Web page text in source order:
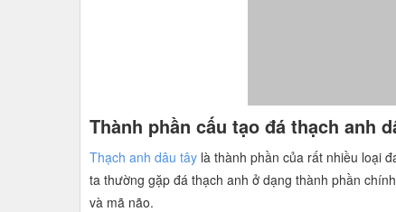
Thành phần cấu tạo đá thạch anh
Thạch anh dâu tây là thành phần của rất nhiều loại
ta thường gặp đá thạch anh ở dạng thành phần
và mã não.